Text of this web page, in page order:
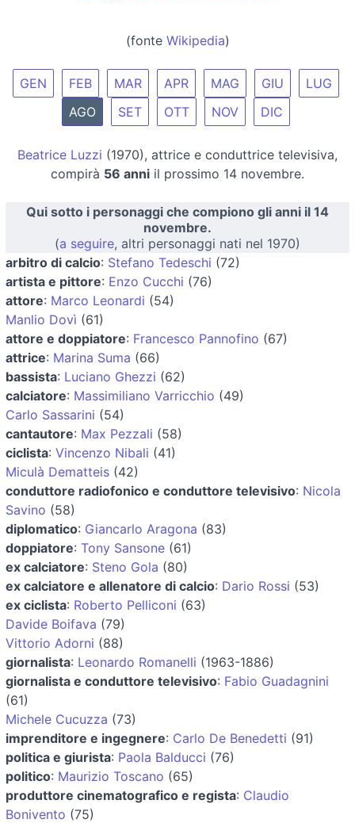
(fonte Wikipedia)
GEN FEB MAR APR MAG GIU
LUG
AGO
SET OTT NOV DIC
Beatrice Luzzi (1970), attrice e conduttrice televisiva,
compirà 56 anni il prossimo 14 novembre.
Qui sotto i personaggi che compiono gli anni il 14
novembre.
(a seguire, altri personaggi nati nel 1970)
arbitro di calcio: Stefano Tedeschi (72)
artista e pittore: Enzo Cucchi (76)
attore: Marco Leonardi (54)
Manlio Dovì (61)
attore e doppiatore: Francesco Pannofino (67)
attrice: Marina Suma (66)
bassista: Luciano Ghezzi (62)
calciatore: Massimiliano Varricchio (49)
Carlo Sassarini (54)
cantautore: Max Pezzali (58)
ciclista: Vincenzo Nibali (41)
Miculà Dematteis (42)
conduttore radiofonico e conduttore televisivo: Nicola
Savino (58)
diplomatico: Giancarlo Aragona (83)
doppiatore: Tony Sansone (61)
ex calciatore: Steno Gola (80)
ex calciatore e allenatore di calcio: Dario Rossi (53)
ex ciclista: Roberto Pelliconi (63)
Davide Boifava (79)
Vittorio Adorni (88)
giornalista: Leonardo Romanelli (1963-1886)
giornalista e conduttore televisivo: Fabio Guadagnini
(61)
Michele Cucuzza (73)
imprenditore e ingegnere: Carlo De Benedetti (91)
politica e giurista: Paola Balducci (76)
politico: Maurizio Toscano (65)
produttore cinematografico e regista: Claudio
Bonivento (75)